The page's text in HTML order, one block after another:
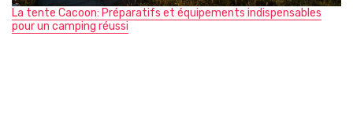
La tente Cacoon: Préparatifs et équipements indispensables
pour un camping réussi